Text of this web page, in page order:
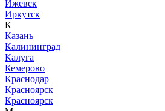
Ижевск
Иркутск
К
Казань
Калининград
Калуга
Кемерово
Краснодар
Красноярск
Красноярск